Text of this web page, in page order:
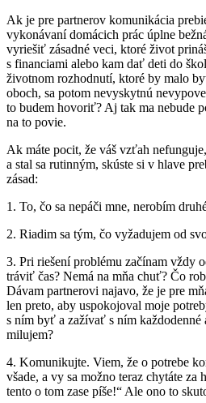
Ak je pre partnerov komunikácia
vykonávaní domácich prác úplne
vyriešiť zásadné veci, ktoré život
s financiami alebo kam dať deti do
životnom rozhodnutí, ktoré by malo
oboch, sa potom nevyskytnú
to budem hovoriť? Aj tak ma nebude
na to povie.
Ak máte pocit, že váš vzťah
a stal sa rutinným, skúste si v hlave
zásad:
1. To, čo sa nepáči mne, nerobím
2. Riadim sa tým, čo vyžadujem od
3. Pri riešení problému začínam vždy
tráviť čas? Nemá na mňa chuť? Čo
Dávam partnerovi najavo, že je pre
len preto, aby uspokojoval moje
s ním byť a zažívať s ním každodenné
milujem?
4. Komunikujte. Viem, že o potrebe
všade, a vy sa možno teraz chytáte za
tento o tom zase píše!“ Ale ono to